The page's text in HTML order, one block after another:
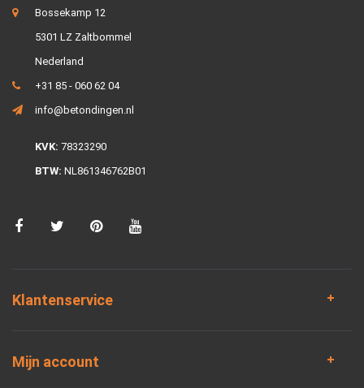
Bossekamp 12
5301 LZ Zaltbommel
Nederland
+31 85 - 060 62 04
info@betondingen.nl
KVK: 78323290
BTW: NL861346762B01
Klantenservice
Mijn account